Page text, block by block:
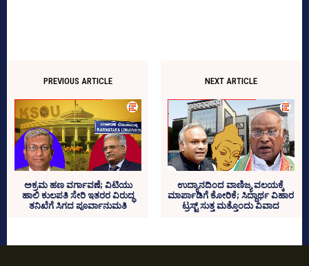
PREVIOUS ARTICLE
ಅಕ್ರಮ ಹಣ ವರ್ಗಾವಣೆ; ವಿಟಿಯು
ಹಾಲಿ ಕುಲಪತಿ ಸೇರಿ ಇತರರ ವಿರುದ್ಧ
ತನಿಖೆಗೆ ಸಿಗದ ಪೂರ್ವಾನುಮತಿ
NEXT ARTICLE
ಉದ್ಯಾನದಿಂದ ವಾಣಿಜ್ಯ ವಲಯಕ್ಕೆ
ಮಾರ್ಪಾಡಿಗೆ ಕೋರಿಕೆ; ಸಿದ್ದಾರ್ಥ ವಿಹಾರ
ಟ್ರಸ್ಟ್‌ ಸುತ್ತ ಮತ್ತೊಂದು ವಿವಾದ